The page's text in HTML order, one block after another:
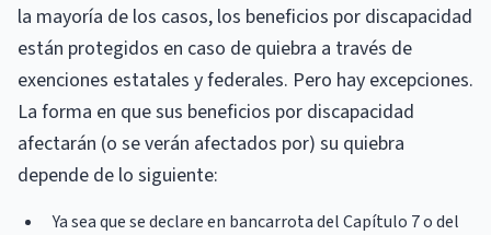
la mayoría de los casos, los beneficios por discapacidad
están protegidos en caso de quiebra a través de
exenciones estatales y federales. Pero hay excepciones.
La forma en que sus beneficios por discapacidad
afectarán (o se verán afectados por) su quiebra
depende de lo siguiente:
Ya sea que se declare en bancarrota del Capítulo 7 o del